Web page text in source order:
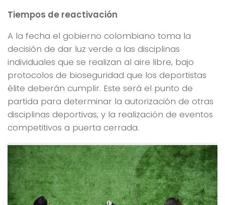
Tiempos de reactivación
A la fecha el gobierno colombiano toma la
decisión de dar luz verde a las disciplinas
individuales que se realizan al aire libre, bajo
protocolos de bioseguridad que los deportistas
élite deberán cumplir. Este será el punto de
partida para determinar la autorización de otras
disciplinas deportivas, y la realización de eventos
competitivos a puerta cerrada.